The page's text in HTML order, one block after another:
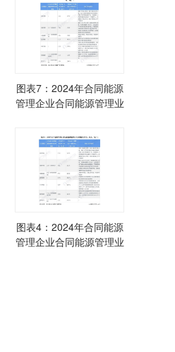
图表7：2024年合同能源
管理企业合同能源管理业
图表4：2024年合同能源
管理企业合同能源管理业